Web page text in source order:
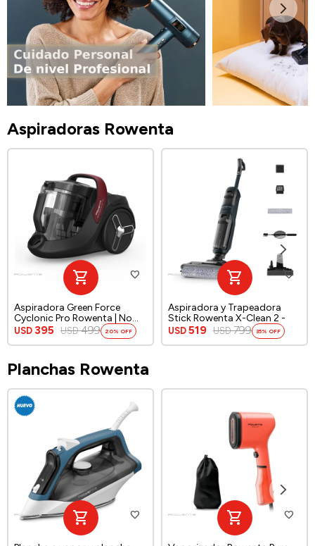
Aspiradoras Rowenta
Aspiradora Green Force
Cyclonic Pro Rowenta | No
utiliza bolsa
USD 395 USD 499 20
Aspiradora y Trapeadora
Stick Rowenta X-Clean 2 -
USD 519 USD 799 35
Planchas Rowenta